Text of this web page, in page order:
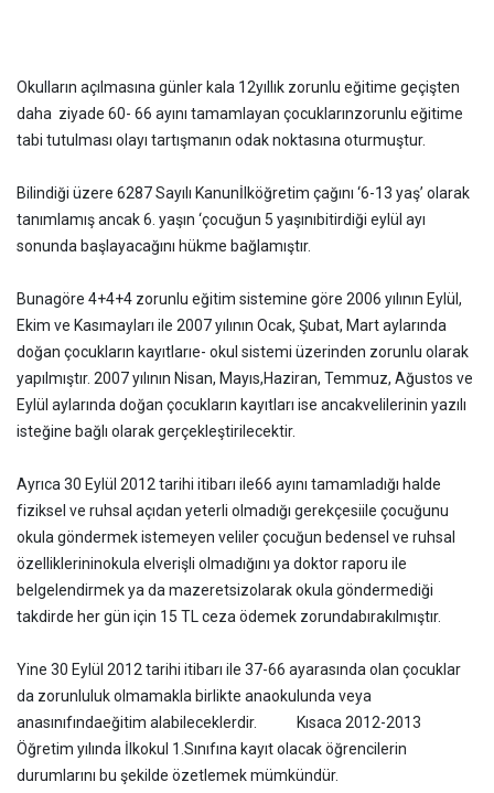
Okulların açılmasına günler kala 12yıllık zorunlu eğitime geçişten
daha ziyade 60- 66 ayını tamamlayan çocuklarınzorunlu eğitime
tabi tutulması olayı tartışmanın odak noktasına oturmuştur.
Bilindiği üzere 6287 Sayılı Kanunİlköğretim çağını ‘6-13 yaş’ olarak
tanımlamış ancak 6. yaşın ‘çocuğun 5 yaşınıbitirdiği eylül ayı
sonunda başlayacağını hükme bağlamıştır.
Bunagöre 4+4+4 zorunlu eğitim sistemine göre 2006 yılının Eylül,
Ekim ve Kasımayları ile 2007 yılının Ocak, Şubat, Mart aylarında
doğan çocukların kayıtlarıe- okul sistemi üzerinden zorunlu olarak
yapılmıştır. 2007 yılının Nisan, Mayıs,Haziran, Temmuz, Ağustos ve
Eylül aylarında doğan çocukların kayıtları ise ancakvelilerinin yazılı
isteğine bağlı olarak gerçekleştirilecektir.
Ayrıca 30 Eylül 2012 tarihi itibarı ile66 ayını tamamladığı halde
fiziksel ve ruhsal açıdan yeterli olmadığı gerekçesiile çocuğunu
okula göndermek istemeyen veliler çocuğun bedensel ve ruhsal
özelliklerininokula elverişli olmadığını ya doktor raporu ile
belgelendirmek ya da mazeretsizolarak okula göndermediği
takdirde her gün için 15 TL ceza ödemek zorundabırakılmıştır.
Yine 30 Eylül 2012 tarihi itibarı ile 37-66 ayarasında olan çocuklar
da zorunluluk olmamakla birlikte anaokulunda veya
anasınıfındaeğitim alabileceklerdir. Kısaca 2012-2013
Öğretim yılında İlkokul 1.Sınıfına kayıt olacak öğrencilerin
durumlarını bu şekilde özetlemek mümkündür.